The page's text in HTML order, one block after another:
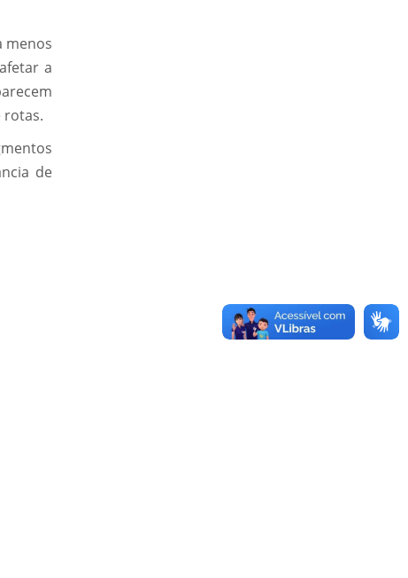
menos
a
rotas.
de